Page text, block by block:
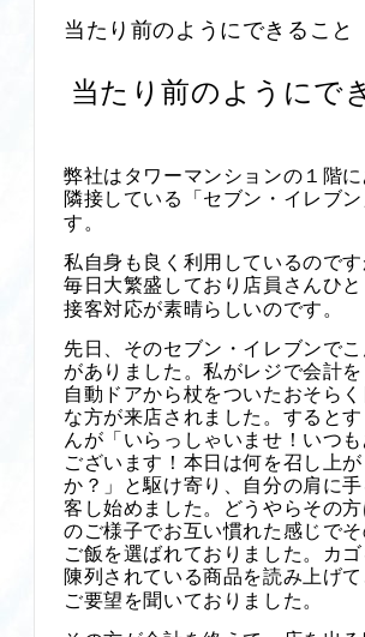
当たり前のようにできること
当たり前のようにで
弊社はタワーマンションの１階
隣接している「セブン・イレブン
す。
私自身も良く利用しているので
毎日大繁盛しており店員さんひ
接客対応が素晴らしいのです。
先日、そのセブン・イレブンで
がありました。私がレジで会計を
自動ドアから杖をついたおそら
な方が来店されました。するとす
んが「いらっしゃいませ！いつも
ございます！本日は何を召し上
か？」と駆け寄り、自分の肩に
客し始めました。どうやらその
のご様子でお互い慣れた感じで
ご飯を選ばれておりました。カ
陳列されている商品を読み上げ
ご要望を聞いておりました。